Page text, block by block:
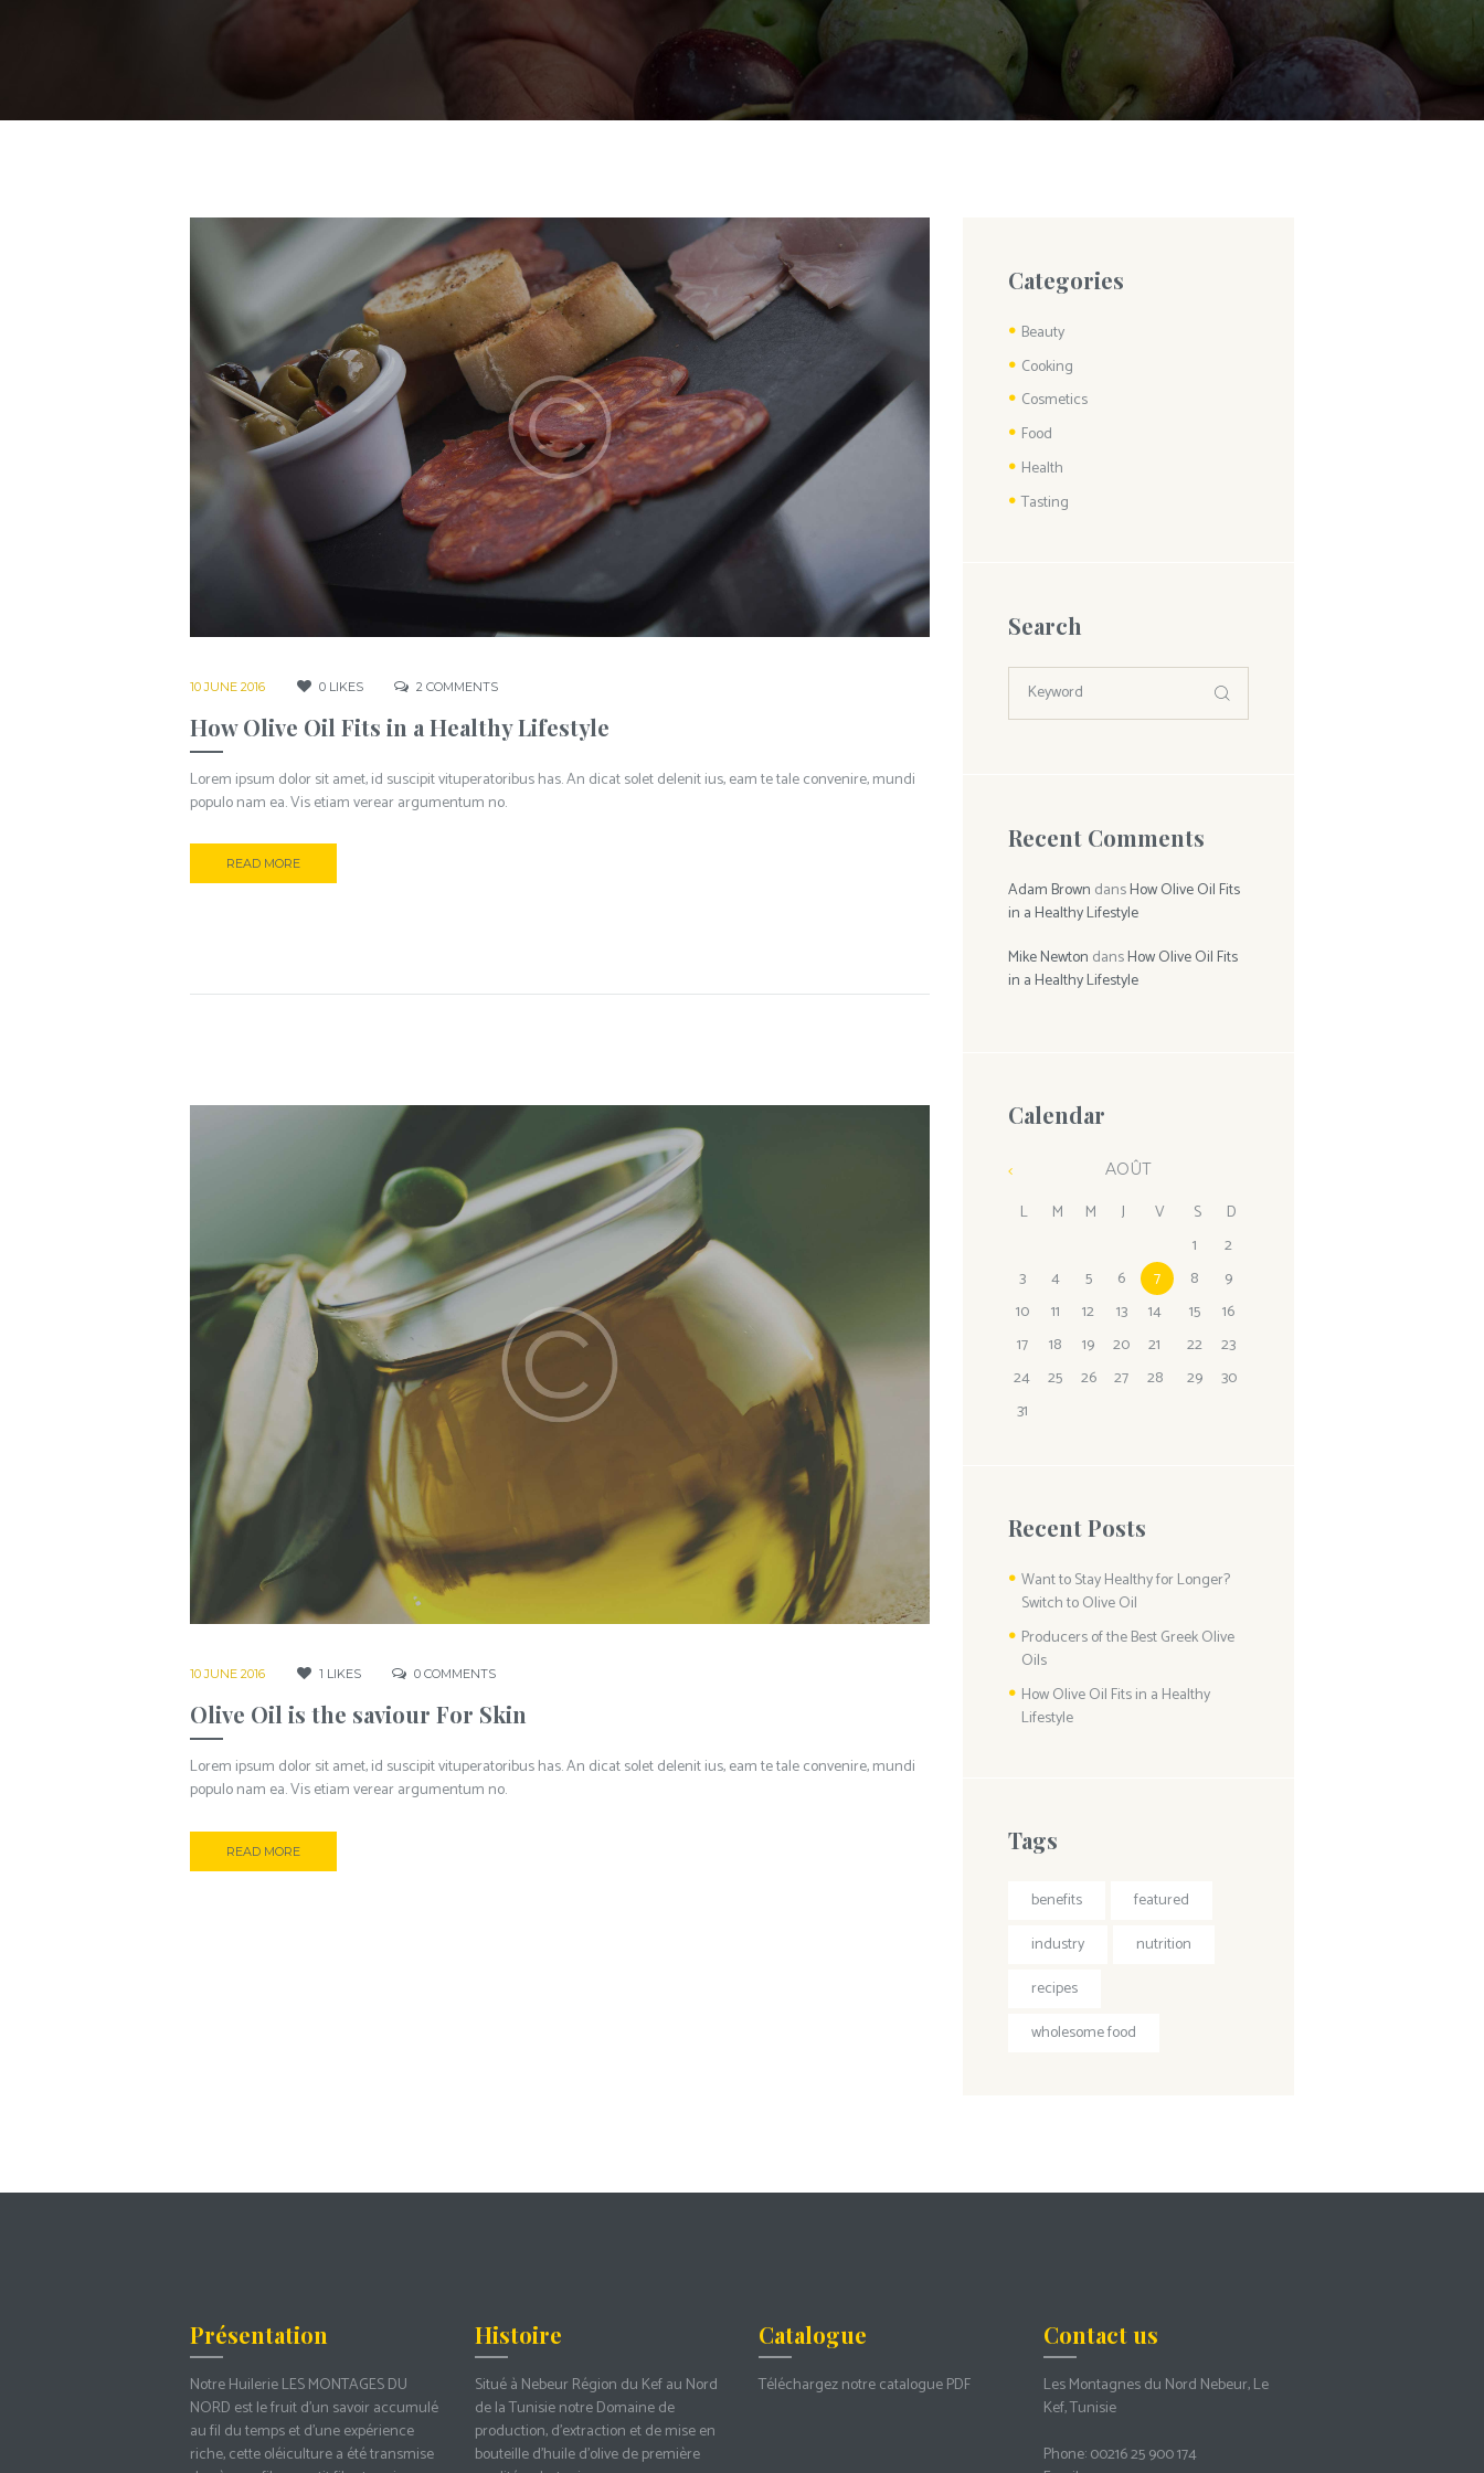
10 JUNE 2016 0LIKES 2 COMMENTS
How Olive Oil Fits in a Healthy Lifestyle
Lorem ipsum dolor sit amet, id suscipit vituperatoribus has. An dicat solet delenit ius, eam te tale convenire, mundi
populo nam ea. Vis etiam verear argumentum no.
READ MORE
10 JUNE 2016 1 LIKES 0 COMMENTS
Olive Oil is the saviour For Skin
Lorem ipsum dolor sit amet, id suscipit vituperatoribus has. An dicat solet delenit ius, eam te tale convenire, mundi
populo nam ea. Vis etiam verear argumentum no.
READ MORE
Categories
Beauty
Cooking
Cosmetics
Food
Health
Tasting
Search
Recent Comments
Adam Brown dansHow Olive Oil Fits
in a Healthy Lifestyle
Mike Newton dansHow Olive Oil Fits
in a Healthy Lifestyle
Calendar
AOÛT
L M M J V S
D
1
2
3
4 5 6 7 8
9
10
11 12 13 14 15
16
17
18 19 20 21 22
23
24
25 26 27 28 29
30
31
Recent Posts
Want to Stay Healthy for Longer?
Switch to Olive Oil
Producers of the Best Greek Olive
Oils
How Olive Oil Fits in a Healthy
Lifestyle
Tags
benefits
featured
industry
nutrition
recipes
wholesome food
Présentation
Notre Huilerie LES MONTAGES DU
NORD est le fruit d’un savoir accumulé
au fil du temps et d’une expérience
riche, cette oléiculture a été transmise
Histoire
Situé à Nebeur Région du Kef au Nord
de la Tunisie notre Domaine de
production, d’extraction et de mise en
bouteille d’huile d’olive de première
Catalogue
Téléchargez notre catalogue PDF
Contact us
Les Montagnes du Nord Nebeur, Le
Kef, Tunisie
Phone:00216 25 900 174